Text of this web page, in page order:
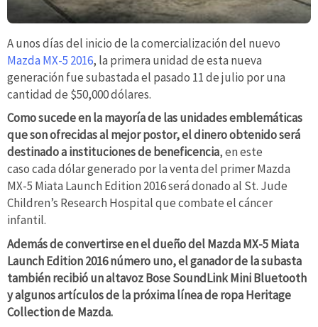
A unos días del inicio de la comercialización del nuevo
Mazda MX-5 2016, la primera unidad de esta nueva
generación fue subastada el pasado 11 de julio por una
cantidad de $50,000 dólares.
Como sucede en la mayoría de las unidades emblemáticas
que son ofrecidas al mejor postor, el dinero obtenido será
destinado a instituciones de beneficencia, en este
caso cada dólar generado por la venta del primer Mazda
MX-5 Miata Launch Edition 2016 será donado al St. Jude
Children’s Research Hospital que combate el cáncer
infantil.
Además de convertirse en el dueño del Mazda MX-5 Miata
Launch Edition 2016 número uno, el ganador de la subasta
también recibió un altavoz Bose SoundLink Mini Bluetooth
y algunos artículos de la próxima línea de ropa Heritage
Collection de Mazda.